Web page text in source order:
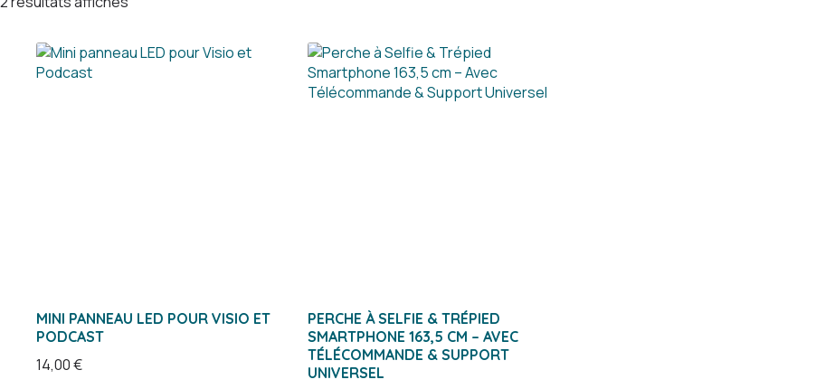
MINI PANNEAU LED POUR VISIO ET
PODCAST
14,00€
PERCHE À SELFIE & TRÉPIED
SMARTPHONE 163,5 CM – AVEC
TÉLÉCOMMANDE & SUPPORT
UNIVERSEL